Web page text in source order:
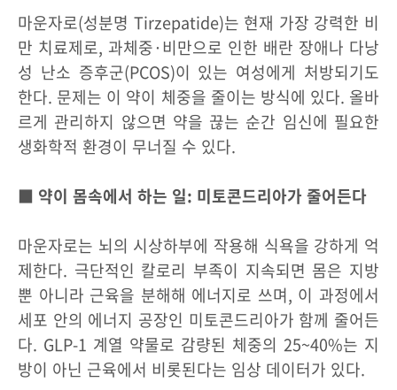
마운자로(성분명 Tirzepatide)는 현재 가장 강력한 비
만 치료제로, 과체중·비만으로 인한 배란 장애나 다낭
성 난소 증후군(PCOS)이 있는 여성에게 처방되기도
한다. 문제는 이 약이 체중을 줄이는 방식에 있다. 올바
르게 관리하지 않으면 약을 끊는 순간 임신에 필요한
생화학적 환경이 무너질 수 있다.
■ 약이 몸속에서 하는 일: 미토콘드리아가 줄어든다
마운자로는 뇌의 시상하부에 작용해 식욕을 강하게 억
제한다. 극단적인 칼로리 부족이 지속되면 몸은 지방
뿐 아니라 근육을 분해해 에너지로 쓰며, 이 과정에서
세포 안의 에너지 공장인 미토콘드리아가 함께 줄어든
다. GLP-1 계열 약물로 감량된 체중의 25~40%는 지
방이 아닌 근육에서 비롯된다는 임상 데이터가 있다.